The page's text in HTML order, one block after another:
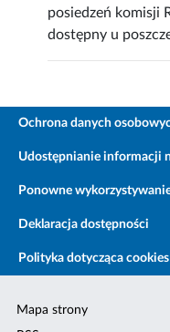
posiedzeń komisji
dostępny u
Ochrona danych
Udostępnianie informacji
Ponowne
Deklaracja dostępności
Polityka dotycząca
Mapa strony